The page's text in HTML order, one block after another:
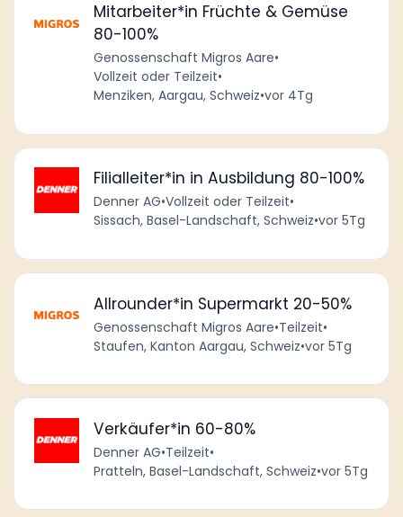
Mitarbeiter*in Früchte & Gemüse
80-100%
Genossenschaft Migros Aare•
Vollzeit oder Teilzeit•
Menziken, Aargau, Schweiz•vor 4Tg
Filialleiter*in in Ausbildung 80-100%
Denner AG•Vollzeit oder Teilzeit•
Sissach, Basel-Landschaft, Schweiz•vor 5Tg
Allrounder*in Supermarkt 20-50%
Genossenschaft Migros Aare•Teilzeit•
Staufen, Kanton Aargau, Schweiz•vor 5Tg
Verkäufer*in 60-80%
Denner AG•Teilzeit•
Pratteln, Basel-Landschaft, Schweiz•vor 5Tg